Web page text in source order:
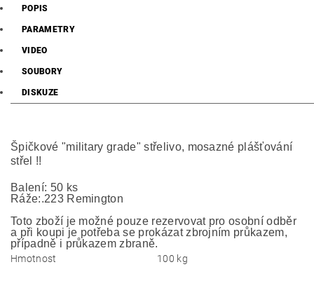
POPIS
PARAMETRY
VIDEO
SOUBORY
DISKUZE
Špičkové "military grade" střelivo, mosazné plášťování
střel !!
Balení: 50 ks
Ráže:.223 Remington
Toto zboží je možné pouze rezervovat pro osobní odběr
a při koupi je potřeba se prokázat zbrojním průkazem,
případně i průkazem zbraně.
Hmotnost 100 kg